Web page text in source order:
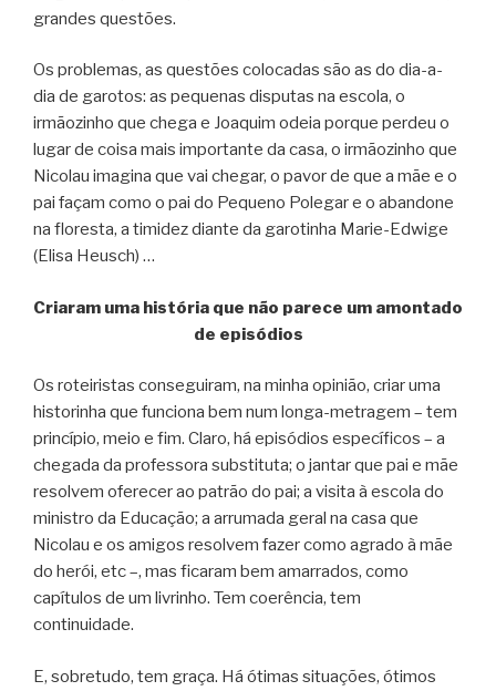
grandes questões.
Os problemas, as questões colocadas são as do dia-a-
dia de garotos: as pequenas disputas na escola, o
irmãozinho que chega e Joaquim odeia porque perdeu o
lugar de coisa mais importante da casa, o irmãozinho que
Nicolau imagina que vai chegar, o pavor de que a mãe e o
pai façam como o pai do Pequeno Polegar e o abandone
na floresta, a timidez diante da garotinha Marie-Edwige
(Elisa Heusch) …
Criaram uma história que não parece um amontado
de episódios
Os roteiristas conseguiram, na minha opinião, criar uma
historinha que funciona bem num longa-metragem – tem
princípio, meio e fim. Claro, há episódios específicos – a
chegada da professora substituta; o jantar que pai e mãe
resolvem oferecer ao patrão do pai; a visita à escola do
ministro da Educação; a arrumada geral na casa que
Nicolau e os amigos resolvem fazer como agrado à mãe
do herói, etc –, mas ficaram bem amarrados, como
capítulos de um livrinho. Tem coerência, tem
continuidade.
E, sobretudo, tem graça. Há ótimas situações, ótimos